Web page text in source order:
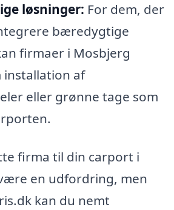
løsninger: For dem, der
bæredygtige
firmaer i Mosbjerg
installation af
eller grønne tage som
firma til din carport i
en udfordring, men
kan du nemt